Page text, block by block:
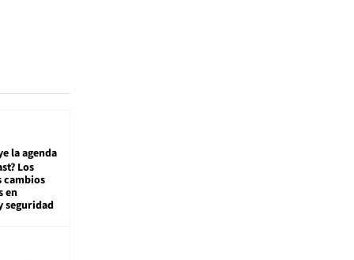
la agenda
Los
cambios
en
seguridad